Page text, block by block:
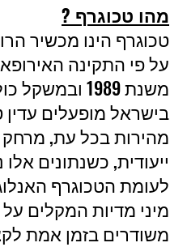
מהו טכוגרף ?
טכוגרף הינו מכשיר
על פי התקינה
משנת 1989 ובמשקל כולל של 8 טונות ומעלה.
בישראל מופעלים עדין
מהירות בכל עת, מרחק
ייעודית, כשנתונים
לעומת הטכוגרף
מיני מדיות המקלים על
משודרים בזמן אמת